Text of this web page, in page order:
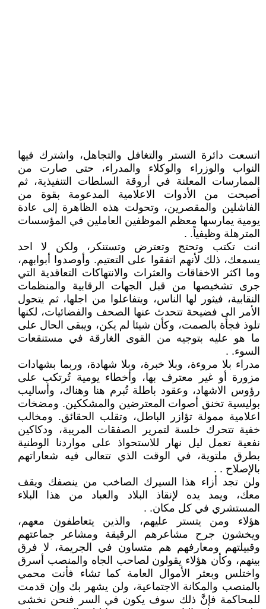
اتسعت دائرة التستر والتغافل والتجاهل، واشترك فيها
النواب والوزراء والوكلاء والمدراء، حتى صارت من
الممارسات المعلنة في أروقة السلطات التنفيذية، ثم
أصبحت من الأدوات الاعلامية المدعومة بقوة من
الفاشلين والمقصرين، وتحولت هذه الظاهرة إلى عادة
يومية يمارسها معظم الموظفين العاملين في المؤسسات
المترهلة وظيفياً. .
انت تكتب وتحتج وتعترض وتستنكر، ولكن لا احد
يسمعك، ذلك لأنهم اتفقوا على التعتيم. وأوصدوا أبوابهم،
وما اكثر الاخفاقات والعثرات والانتهاكات التعاقدية التي
جرى تشخيصها من قبل الجهات الرقابية والمنظمات
النقابية، فيثور لها الناس، ويتفاعلوا من اجلها، ثم يتحول
الأمر الى فضيحة تتحدث عنها الصحف والفضائيات، لكنها
تلوذ فجأة بالصمت، وكأن شيئا لم يكن، ويبقى الحال على
ما هو عليه بتوجيه من القوى الغارقة في مستنقعات
السوء. .
مدراء بلا مروءة، وبلا خبرة، وبلا شهادة، وربما بشهادات
مزورة أو غير معترف بها، وأخطاء يومية تُرتكب على
رؤوس الاشهاد، وعقود باطلة تُبرم هنا وهناك، وأساليب
بوليسية تخنق أصوات المعترضين والمشككين. ومضخات
اعلامية ممولة تؤازر الباطل، وتقلب الحقائق. ومخالب
خفية تتحرك خلسة لتمرير الصفقات المريبة، ودكاكين
نفعية تعمل ليل نهار للاستحواذ على مواردنا الوطنية
بطرق ملتوية، في الوقت الذي تتعالى فيه شعاراتهم
بالإصلاح . .
ولن تجد أزاء هذا السيرك الصاخب من ينصفك ويقف
معك، ويمد يده لإنقاذ البلاد والعباد من هذا البلاء
المستشري في كل مكان. .
هؤلاء ومن يتستر عليهم، والذين يتعاطفون معهم،
ويخشون جرح مشاعرهم الرقيقة ومشاعر جماعتهم
وقبيلتهم ومعارفهم هم متساون في الجريمة، لا فرق
بينهم، وكأن هؤلاء يقولون لصاحب الجاه والمنصب أسرق
واختلس وبعثر الأموال العامة كما تشاء فأنت محمي
بالمنصب والمكانة الاجتماعية، ولن يشهر بك وإن قدمت
للمحاكمة فإنَّ ذلك سوف يكون في السر فنحن نخشى